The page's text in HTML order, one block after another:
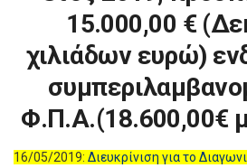
15.000,00 €
χιλιάδων ευρώ)
Φ.Π.Α.(18.600,00€
16/05/2019: Διευκρίνιση για το